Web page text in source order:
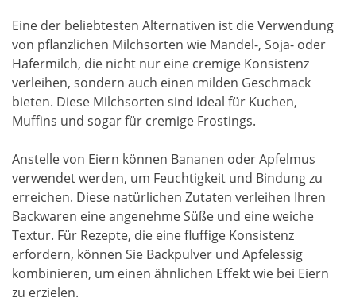
Eine der beliebtesten Alternativen ist die Verwendung
von pflanzlichen Milchsorten wie Mandel-, Soja- oder
Hafermilch, die nicht nur eine cremige Konsistenz
verleihen, sondern auch einen milden Geschmack
bieten. Diese Milchsorten sind ideal für Kuchen,
Muffins und sogar für cremige Frostings.
Anstelle von Eiern können Bananen oder Apfelmus
verwendet werden, um Feuchtigkeit und Bindung zu
erreichen. Diese natürlichen Zutaten verleihen Ihren
Backwaren eine angenehme Süße und eine weiche
Textur. Für Rezepte, die eine fluffige Konsistenz
erfordern, können Sie Backpulver und Apfelessig
kombinieren, um einen ähnlichen Effekt wie bei Eiern
zu erzielen.